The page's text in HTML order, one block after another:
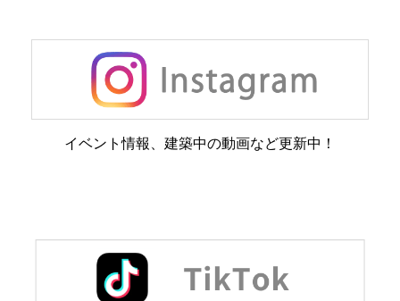
イベント情報、建築中の動画など更新中！